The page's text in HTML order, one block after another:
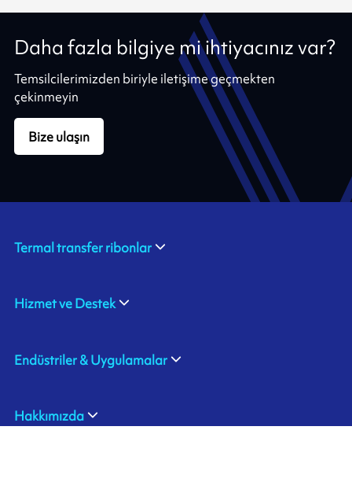
Daha fazla bilgiye mi ihtiyacınız var?
Temsilcilerimizden biriyle iletişime geçmekten
çekinmeyin
Bize ulaşın
Termal transfer ribonlar
Hizmet ve Destek
Endüstriler & Uygulamalar
Hakkımızda